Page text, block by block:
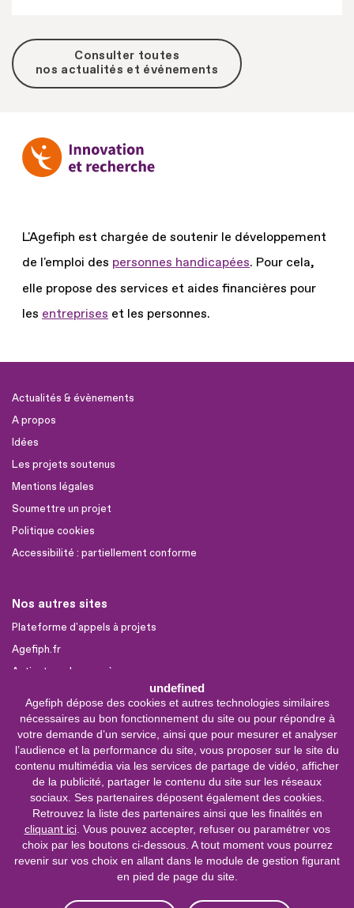
undefined
Agefiph dépose des cookies et autres technologies similaires
nécessaires au bon fonctionnement du site ou pour répondre à
votre demande d’un service, ainsi que pour mesurer et analyser
l’audience et la performance du site, vous proposer sur le site du
contenu multimédia via les services de partage de vidéo, afficher
de la publicité, partager le contenu du site sur les réseaux
sociaux. Ses partenaires déposent également des cookies.
Retrouvez la liste des partenaires ainsi que les finalités en
cliquant ici. Vous pouvez accepter, refuser ou paramétrer vos
choix par les boutons ci-dessous. A tout moment vous pourrez
revenir sur vos choix en allant dans le module de gestion figurant
en pied de page du site.
Consulter toutes
nos actualités et événements
L'Agefiph est chargée de soutenir le développement
de l'emploi des personnes handicapées. Pour cela,
elle propose des services et aides financières pour
les entreprises et les personnes.
Actualités & évènements
A propos
Idées
Les projets soutenus
Mentions légales
Soumettre un projet
Politique cookies
Accessibilité : partiellement conforme
Nos autres sites
Plateforme d'appels à projets
Agefiph.fr
Activateur de progrès
Sites partenaires
FIRAH
CNSA
FIPHFP
Mon parcours
Handicap
INCa
0 800 11 10 09
Service &
appel gratuits
De 9h à 18h.